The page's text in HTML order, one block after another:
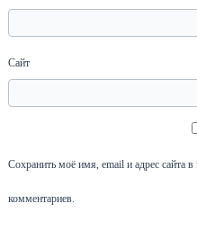
Сайт
Сохранить моё имя, email и адрес сайта
комментариев.